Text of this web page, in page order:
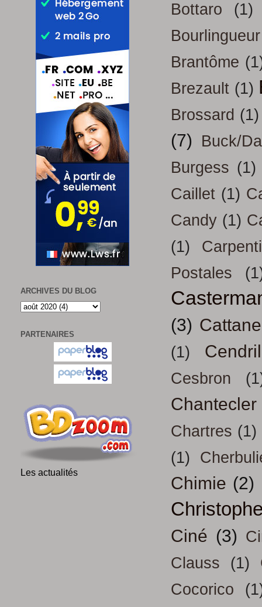
Bottaro
(1)
Bourlingueur
Brantôme
Brezault (1)
Brossard (1)
(7)
Buck/
Burgess (1)
Caillet (1)
Candy (1)
(1)
Postales
(3)
(1)
Cesbron
Chantecler
Chartres (1)
(1)
Chimie (2)
Ciné (3)
Clauss
(1)
Cocorico
ARCHIVES DU BLOG
PARTENAIRES
Les actualités